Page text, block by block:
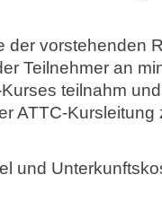
der vorstehenden
Teilnehmer an
teilnahm
ATTC-Kursleitung
und